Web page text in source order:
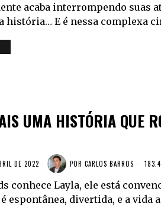
acaba interrompendo suas
história… E é nessa complexa
UMA HISTÓRIA QUE
DE 2022 POR CARLOS BARROS
conhece Layla, ele está
espontânea, divertida, e a vida